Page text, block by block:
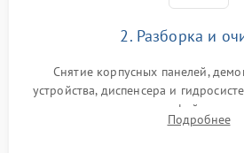
2. Разборка и
Снятие корпусных панелей,
устройства, диспенсера и
внутренних узлов от кофейных
Промывка дренажных каналов и
Подробнее